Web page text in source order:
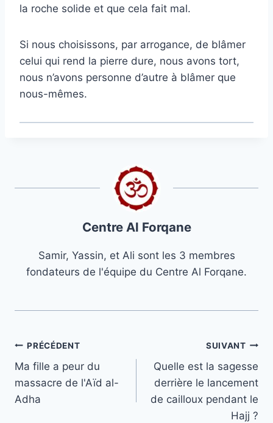
la roche solide et que cela fait mal.
Si nous choisissons, par arrogance, de blâmer
celui qui rend la pierre dure, nous avons tort,
nous n’avons personne d’autre à blâmer que
nous-mêmes.
Centre Al Forqane
Samir, Yassin, et Ali sont les 3 membres
fondateurs de l'équipe du Centre Al Forqane.
Navigation
de
l’article
PRÉCÉDENT
Ma fille a peur du
massacre de l'Aïd al-
Adha
SUIVANT
Quelle est la sagesse
derrière le lancement
de cailloux pendant le
Hajj ?